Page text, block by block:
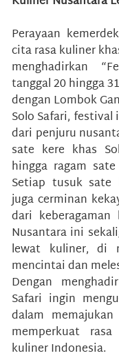
Perayaan
cita rasa kuliner
menghadirkan
tanggal 20 hingga
dengan Lombok
Solo Safari,
dari penjuru
sate kere khas
hingga ragam
Setiap tusuk sate
juga cerminan
dari keberagaman
Nusantara ini
lewat kuliner, di
mencintai dan
Dengan
Safari ingin
dalam
memperkuat
kuliner Indonesia.